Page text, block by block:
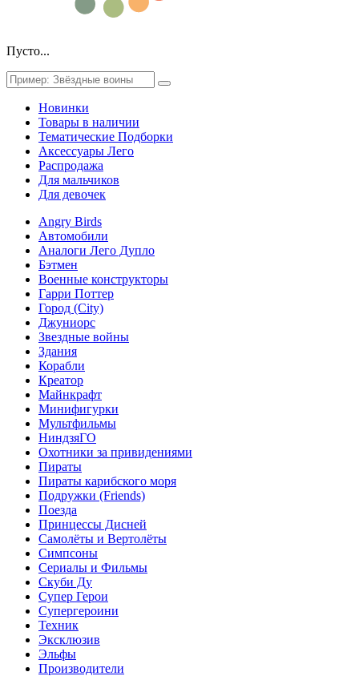
Пусто...
Новинки
Товары в наличии
Тематические Подборки
Аксессуары Лего
Распродажа
Для мальчиков
Для девочек
Angry Birds
Автомобили
Аналоги Лего Дупло
Бэтмен
Военные конструкторы
Гарри Поттер
Город (City)
Джуниорс
Звездные войны
Здания
Корабли
Креатор
Майнкрафт
Минифигурки
Мультфильмы
НиндзяГО
Охотники за привидениями
Пираты
Пираты карибского моря
Подружки (Friends)
Поезда
Принцессы Дисней
Самолёты и Вертолёты
Симпсоны
Сериалы и Фильмы
Скуби Ду
Супер Герои
Супергероини
Техник
Эксклюзив
Эльфы
Производители